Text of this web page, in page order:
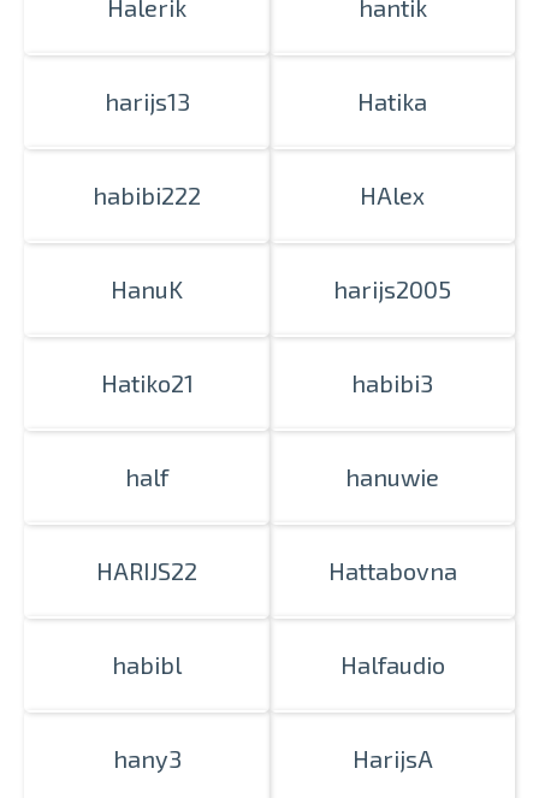
Halerik hantik
harijs13 Hatika
habibi222 HAlex
HanuK harijs2005
Hatiko21 habibi3
half hanuwie
HARIJS22 Hattabovna
habibl Halfaudio
hany3 HarijsA